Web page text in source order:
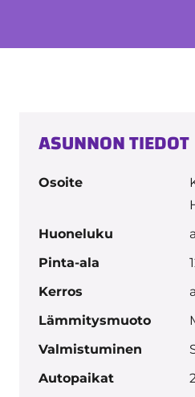
ASUNNON TIEDOT
Osoite
Huoneluku
Pinta-ala
Kerros
Lämmitysmuoto
Valmistuminen
Autopaikat